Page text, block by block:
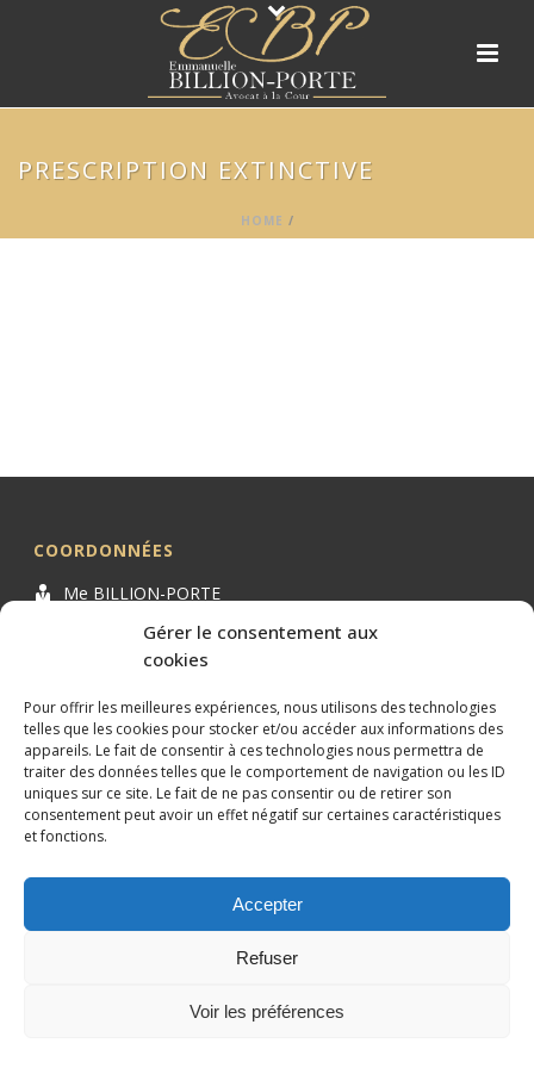
Gérer le consentement aux
cookies
Pour offrir les meilleures expériences, nous utilisons des technologies
telles que les cookies pour stocker et/ou accéder aux informations des
appareils. Le fait de consentir à ces technologies nous permettra de
traiter des données telles que le comportement de navigation ou les ID
uniques sur ce site. Le fait de ne pas consentir ou de retirer son
consentement peut avoir un effet négatif sur certaines caractéristiques
et fonctions.
Accepter
Refuser
Voir les préférences
PRESCRIPTION EXTINCTIVE
HOME /
COORDONNÉES
Me BILLION-PORTE
Cabinet BILLION-PORTE
1 Avenue de la Gaillarde
04 99 62 19 01
09 82 63 51 79
Conception et référencement réalisés parXtremWebSiteSite
Plan du site